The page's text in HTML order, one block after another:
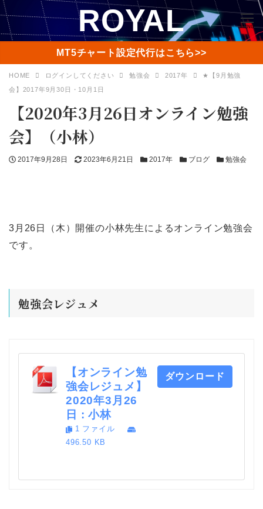
ROYAL MENU
MT5チャート設定代行はこちら>>
HOME ログインしてください 勉強会 2017年
★【9月勉強
会】2017年9月30日・10月1日
【2020年3月26日オンライン勉強
会】（小林）
投
2017年9月28日
更
2023年6月21日
カ 2017年
カ ブログ
カ 勉強会
3月26日（木）開催の小林先生によるオンライン勉強会
です。
勉強会レジュメ
【オンライン勉
強会レジュメ】
2020年3月26
日 : 小林
1 ファイル
496.50 KB
ダウンロード